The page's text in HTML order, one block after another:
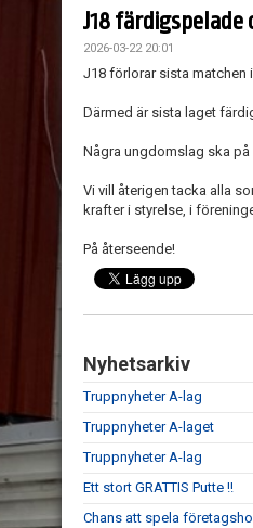
J18
2026-03-22 20:01
J18 förlorar sista matchen
Därmed är sista laget
Några ungdomslag ska på
Vi vill återigen tacka alla
krafter i styrelse, i
På återseende!
Nyhetsarkiv
Truppnyheter A-lag
Truppnyheter A-laget
Truppnyheter A-lag
Ett stort GRATTIS Putte !!
Chans att spela